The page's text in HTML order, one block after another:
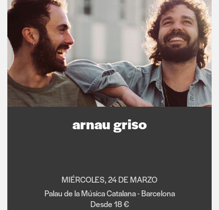
arnau griso
MIÉRCOLES, 24 DE MARZO
Palau de la Música Catalana - Barcelona
Desde 18 €